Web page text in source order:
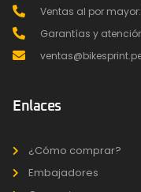
Ventas al por mayor:
Garantías y atención
Enlaces
¿Cómo comprar?
Embajadores